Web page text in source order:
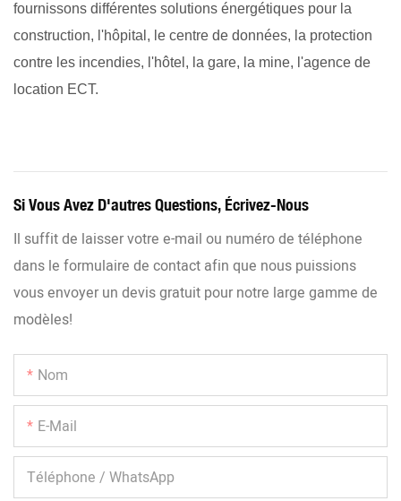
fournissons différentes solutions énergétiques pour la
construction, l'hôpital, le centre de données, la protection
contre les incendies, l'hôtel, la gare, la mine, l'agence de
location ECT.
Si Vous Avez D'autres Questions, Écrivez-Nous
Il suffit de laisser votre e-mail ou numéro de téléphone
dans le formulaire de contact afin que nous puissions
vous envoyer un devis gratuit pour notre large gamme de
modèles!
Nom
E-Mail
Téléphone / WhatsApp